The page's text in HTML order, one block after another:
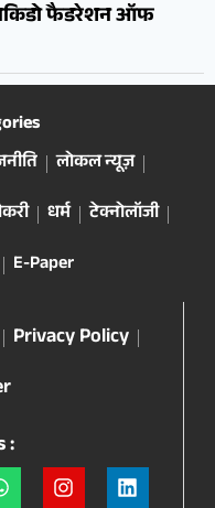
फैडरेशन ऑफ
लोकल न्यूज़
धर्म
टेक्नोलॉजी
E-Paper
Privacy Policy
: